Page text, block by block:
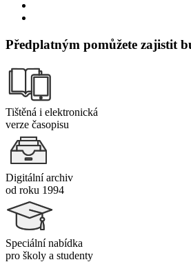
Předplatným pomůžete zajistit
Tištěná i elektronická
verze časopisu
Digitální archiv
od roku 1994
Speciální nabídka
pro školy a studenty